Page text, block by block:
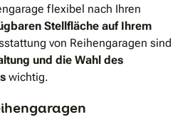
flexibel nach Ihren
Stellfläche auf Ihrem
von Reihengaragen sind
und die Wahl des
wichtig.